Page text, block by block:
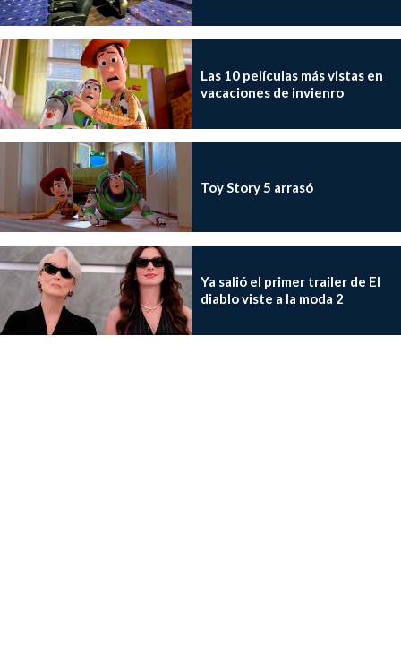
Las 10 películas más vistas en
vacaciones de invienro
Toy Story 5 arrasó
Ya salió el primer trailer de El
diablo viste a la moda 2